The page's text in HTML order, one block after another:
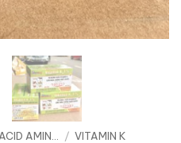
AMIN... / VITAMIN K